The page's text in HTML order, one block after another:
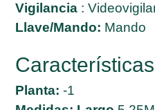
Vigilancia:
Llave/Mando: Mando
Planta: -1